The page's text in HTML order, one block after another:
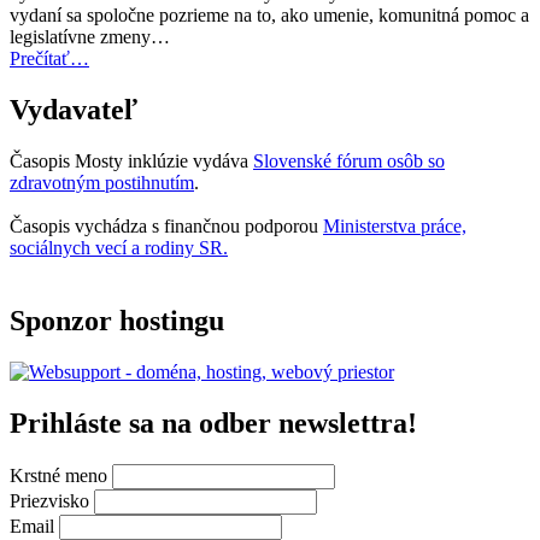
teraz
otvorená
na
predkladanie
návrhov”
vydaní sa spoločne pozrieme na to, ako umenie, komunitná pomoc a
legislatívne zmeny…
Prečítať“Úvodník
Mosty
inklúzie
…
Vydavateľ
Časopis Mosty inklúzie vydáva Slovenské fórum osôb so
zdravotným postihnutím.
Časopis vychádza s finančnou podporou Ministerstva práce,
sociálnych vecí a rodiny SR.
Sponzor hostingu
Prihláste sa na odber newslettra!
Krstné meno
Priezvisko
Email